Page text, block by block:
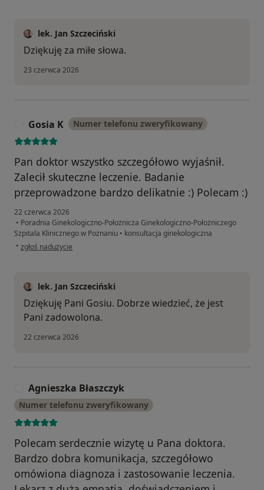
lek. Jan Szczeciński
Dziękuję za miłe słowa.
23 czerwca 2026
Gosia K Numer telefonu zweryfikowany
Pan doktor wszystko szczegółowo wyjaśnił.
Zalecił skuteczne leczenie. Badanie
przeprowadzone bardzo delikatnie :) Polecam :)
22 czerwca 2026
• Poradnia Ginekologiczno-Położnicza Ginekologiczno-Położniczego
Szpitala Klinicznego w Poznaniu • konsultacja ginekologiczna
• w opinii użytkownika Gosia K
zgłoś nadużycie
lek. Jan Szczeciński
Dziękuję Pani Gosiu. Dobrze wiedzieć, że jest
Pani zadowolona.
22 czerwca 2026
Agnieszka Błaszczyk
Numer telefonu zweryfikowany
Polecam serdecznie wizytę u Pana doktora.
Bardzo dobra komunikacja, szczegółowo
omówiona diagnoza i zastosowanie leczenia.